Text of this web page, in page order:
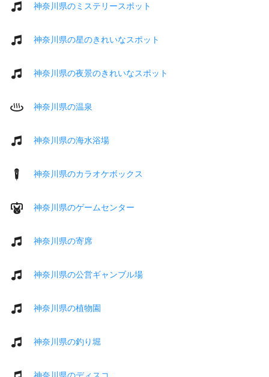
神奈川県のミステリースポット
神奈川県の星のきれいなスポット
神奈川県の夜景のきれいなスポット
神奈川県の温泉
神奈川県の海水浴場
神奈川県のカラオケボックス
神奈川県のゲームセンター
神奈川県の寄席
神奈川県の公営ギャンブル場
神奈川県の植物園
神奈川県の釣り堀
神奈川県のディスコ